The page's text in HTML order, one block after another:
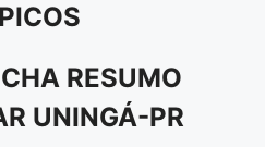
RESUMO
UNINGÁ-PR